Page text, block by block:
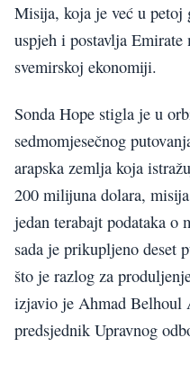
Misija, koja je već u
uspjeh i postavlja Emirate
svemirskoj ekonomiji.
Sonda Hope stigla je u
sedmomjesečnog
arapska zemlja koja
200 milijuna dolara,
jedan terabajt podataka o
sada je prikupljeno
što je razlog za
izjavio je Ahmad Belhoul
predsjednik Upravnog